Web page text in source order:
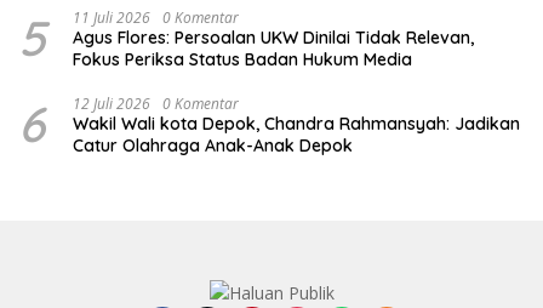
5 11 Juli 2026 0 Komentar
Agus Flores: Persoalan UKW Dinilai Tidak Relevan,
Fokus Periksa Status Badan Hukum Media
6 12 Juli 2026 0 Komentar
Wakil Wali kota Depok, Chandra Rahmansyah: Jadikan
Catur Olahraga Anak-Anak Depok